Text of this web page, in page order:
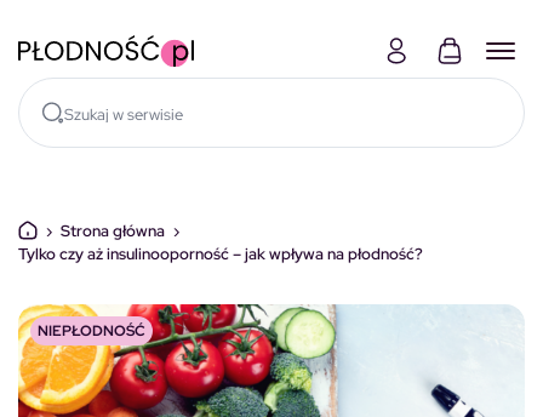
› Strona główna ›
Tylko czy aż insulinooporność – jak wpływa na płodność?
NIEPŁODNOŚĆ